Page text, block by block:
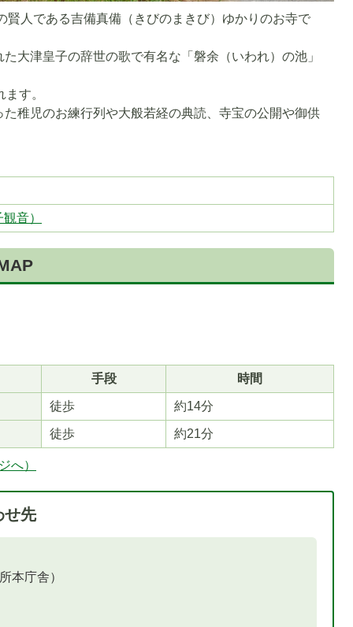
人である吉備真備（きびのまきび）ゆかりのお寺で
大津皇子の辞世の歌で有名な「磐余（いわれ）の池」
す。
稚児のお練行列や大般若経の典読、寺宝の公開や御供
音）
手段 時間
徒歩 約14分
徒歩 約21分
へ）
せ先
本庁舎）
枚
目